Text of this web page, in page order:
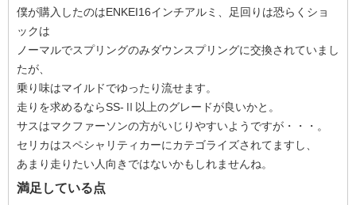
僕が購入したのはENKEI16インチアルミ、足回りは恐らくショ
ックは
ノーマルでスプリングのみダウンスプリングに交換されていまし
たが、
乗り味はマイルドでゆったり流せます。
走りを求めるならSS-Ⅱ以上のグレードが良いかと。
サスはマクファーソンの方がいじりやすいようですが・・・。
セリカはスペシャリティカーにカテゴライズされてますし、
あまり走りたい人向きではないかもしれませんね。
満足している点